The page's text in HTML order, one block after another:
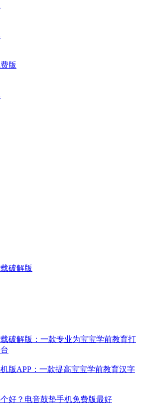
版
破解版
破解版：一款专业为宝宝学前教育打
版APP：一款提高宝宝学前教育汉字
好？电音鼓垫手机免费版最好